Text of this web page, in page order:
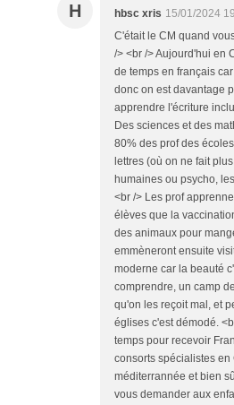
H hbsc xris 15/01/2024
C'était le CM quand
/> <br /> Aujourd'hui en
de temps en français
donc on est davantage
apprendre l'écriture
Des sciences et des
80% des prof des
lettres (où on ne fait
humaines ou psycho,
<br /> Les prof
élèves que la
des animaux pour
emmèneront ensuite
moderne car la beauté
comprendre, un camp
qu'on les reçoit mal, et
églises c'est démodé.
temps pour recevoir
consorts spécialistes en
méditerrannée et bien
vous demander aux